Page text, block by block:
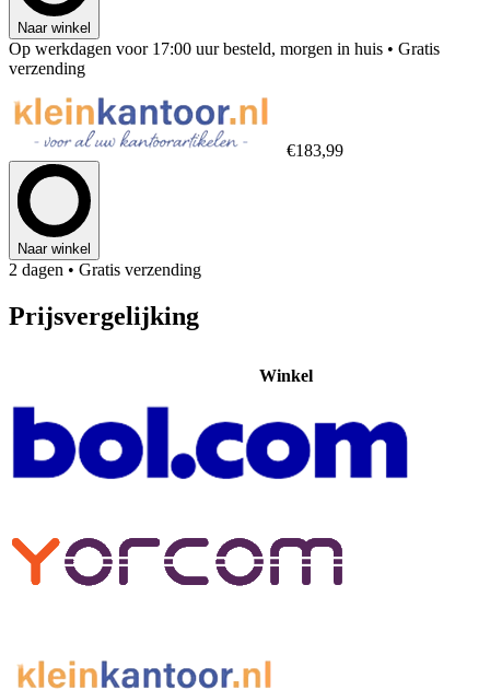
Naar winkel
Op werkdagen voor 17:00 uur besteld, morgen in huis • Gratis
verzending
€183,99
Naar winkel
2 dagen • Gratis verzending
Prijsvergelijking
Winkel